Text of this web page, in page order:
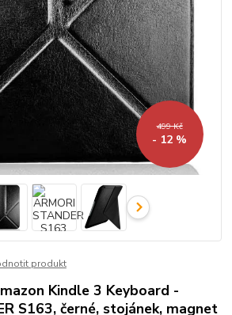
499 Kč
- 12 %
produkt
Kindle 3 Keyboard -
S163, černé, stojánek, magnet